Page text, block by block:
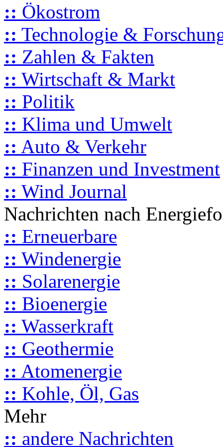
:: Ökostrom
:: Technologie &
:: Zahlen & Fakten
:: Wirtschaft & Markt
:: Politik
:: Klima und Umwelt
:: Auto & Verkehr
:: Finanzen und Investment
:: Wind Journal
Nachrichten nach
:: Erneuerbare
:: Windenergie
:: Solarenergie
:: Bioenergie
:: Wasserkraft
:: Geothermie
:: Atomenergie
:: Kohle, Öl, Gas
Mehr
:: andere Nachrichten